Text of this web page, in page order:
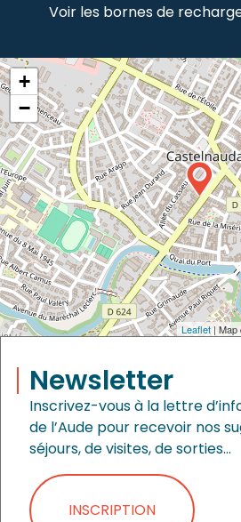
Voir les bornes de
+
−
Leaflet| Map
Newsletter
Inscrivez-vous à la lettre
de l’Aude pour recevoir nos
séjours, de visites, de sorties…
INSCRIPTION